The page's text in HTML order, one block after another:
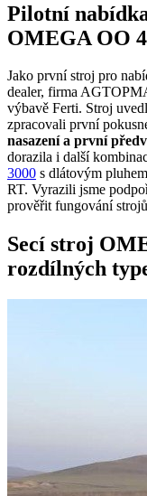
Pilotní
OMEGA OO
Jako první stroj pro
dealer, firma
výbavě Ferti. Stroj
zpracovali první
nasazení a první
dorazila i další
3000 s dlátovým pluhem
RT. Vyrazili jsme
prověřit fungování
Secí stroj
rozdílných